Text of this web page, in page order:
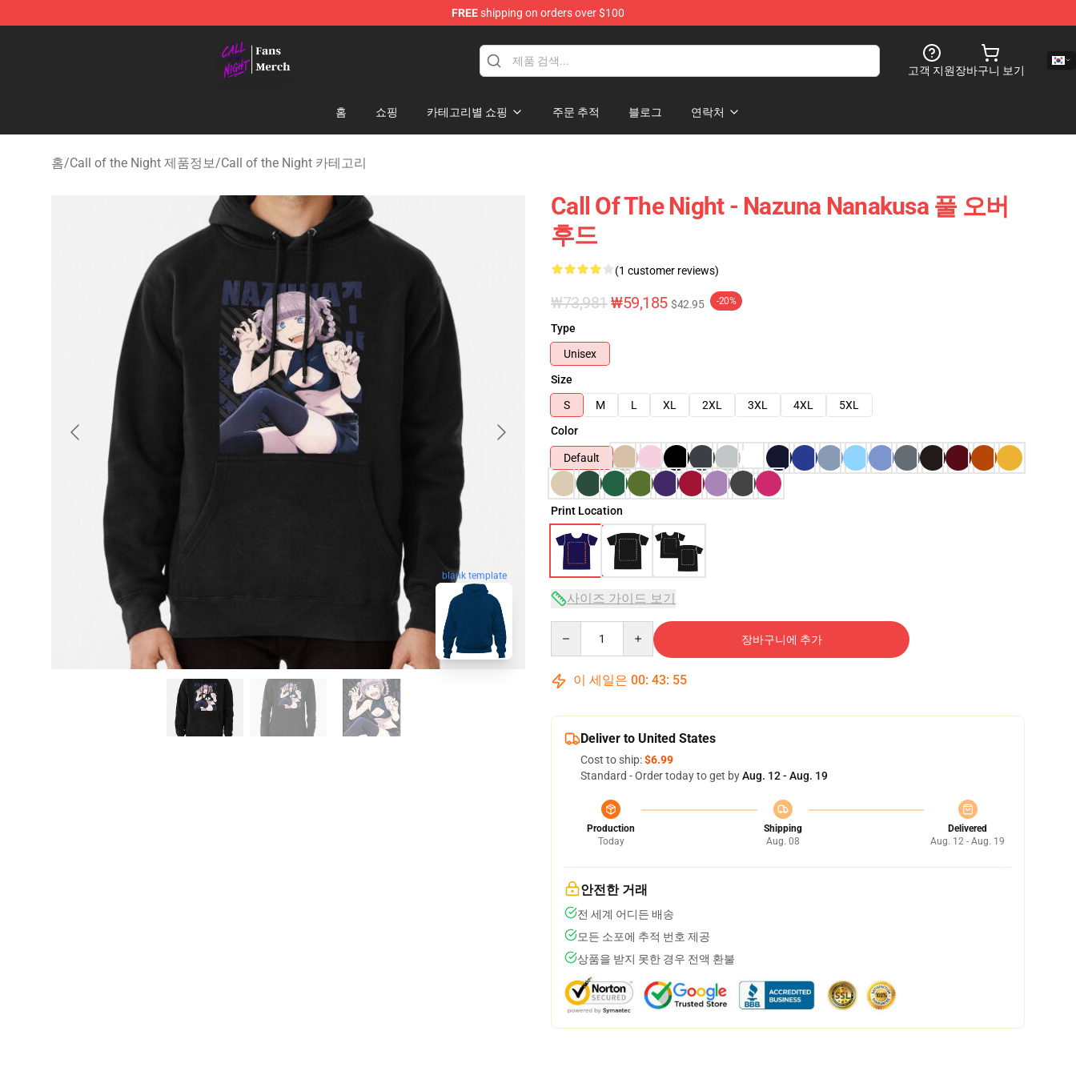
FREEshipping on orders over $100
고객 지원장바구니 보기
홈 쇼핑 카테고리별 쇼핑 주문 추적 블로그 연락처
홈/Call of the Night 제품정보/Call of the Night 카테고리
blank template
Call Of The Night - Nazuna Nanakusa 풀 오버
후드
(1 customer reviews)
₩73,981 ₩59,185 $42.95 -20%
Type
Unisex
Size
S
M L XL 2XL 3XL 4XL
5XL
Color
Default
Print Location
사이즈 가이드 보기
장바구니에 추가
이 세일은 00: 43: 54
Deliver to United States
Cost to ship:$6.99
Standard - Order today to get byAug. 12 - Aug. 19
Production
Today
Shipping
Aug. 08
Delivered
Aug. 12 - Aug. 19
안전한 거래
전 세계 어디든 배송
모든 소포에 추적 번호 제공
상품을 받지 못한 경우 전액 환불